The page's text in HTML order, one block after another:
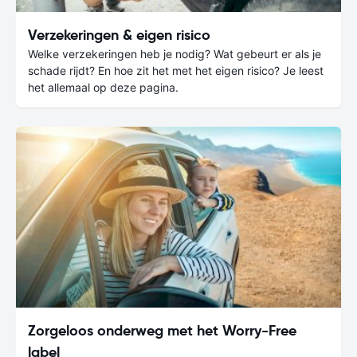
Verzekeringen & eigen risico
Welke verzekeringen heb je nodig? Wat gebeurt er als je
schade rijdt? En hoe zit het met het eigen risico? Je leest
het allemaal op deze pagina.
Zorgeloos onderweg met het Worry-Free
label